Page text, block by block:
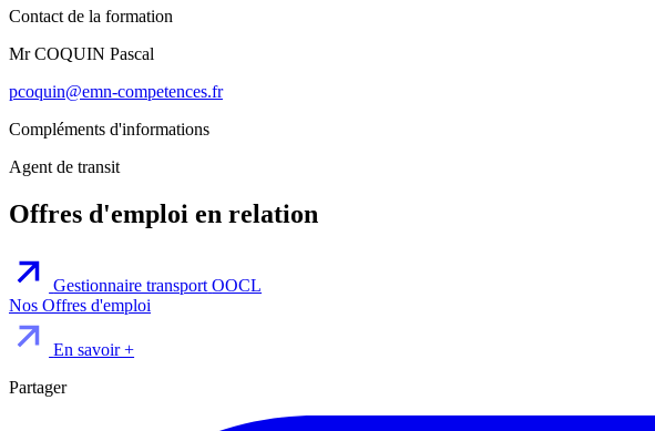
Contact de la formation
Mr COQUIN Pascal
pcoquin@emn-competences.fr
Compléments d'informations
Agent de transit
Offres d'emploi en relation
Gestionnaire transport OOCL
Nos Offres d'emploi
En savoir +
Partager